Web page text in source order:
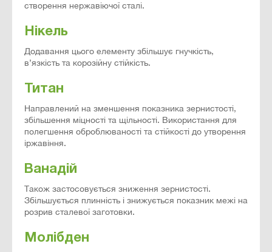
створення нержавіючої сталі.
Нікель
Додавання цього елементу збільшує гнучкість,
в’язкість та корозійну стійкість.
Титан
Направлений на зменшення показника зернистості,
збільшення міцності та щільності. Використання для
полегшення оброблюваності та стійкості до утворення
іржавіння.
Ванадій
Також застосовується зниження зернистості.
Збільшується плинність і знижується показник межі на
розрив сталевої заготовки.
Молібден